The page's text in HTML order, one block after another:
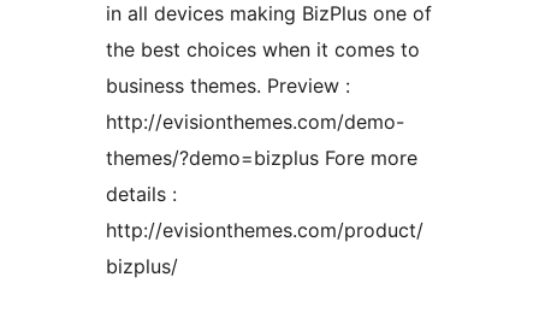
in all devices making BizPlus one of
the best choices when it comes to
business themes. Preview :
http://evisionthemes.com/demo-
themes/?demo=bizplus Fore more
details :
http://evisionthemes.com/product/
bizplus/